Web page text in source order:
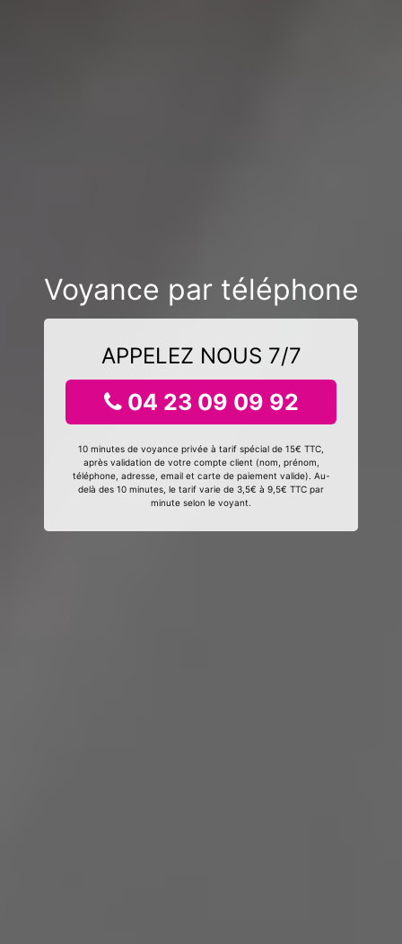
Voyance par téléphone
APPELEZ NOUS 7/7
04 23 09 09 92
10 minutes de voyance privée à tarif spécial de 15€ TTC,
après validation de votre compte client (nom, prénom,
téléphone, adresse, email et carte de paiement valide). Au-
delà des 10 minutes, le tarif varie de 3,5€ à 9,5€ TTC par
minute selon le voyant.